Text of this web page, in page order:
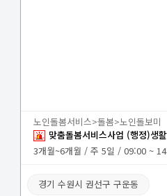
노인돌봄서비스>돌봄>노인돌보미
맞춤돌봄서비스사업 (행정)생
3개월~6개월 / 주 5일 / 09:00 ~
경기 수원시 권선구 구운동